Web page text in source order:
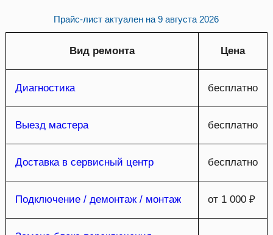
Прайс-лист актуален на9 августа 2026
Вид ремонта Цена
Диагностика бесплатно
Выезд мастера бесплатно
Доставка в сервисный центр бесплатно
Подключение / демонтаж / монтаж от 1 000 ₽